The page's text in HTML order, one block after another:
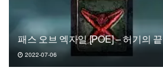
패스 오브 엑자일 [POE] – 허기의 끝
2022-07-06